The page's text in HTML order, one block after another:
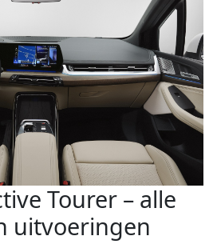
Tourer – alle
uitvoeringen